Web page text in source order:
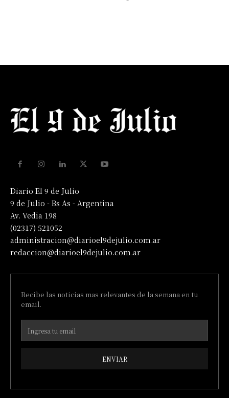
Diario El 9 de Julio
9 de Julio - Bs As - Argentina
Av. Vedia 198
(02317) 521052
administracion@diarioel9dejulio.com.ar
redaccion@diarioel9dejulio.com.ar
Recibe las noticias mas relevantes de la semana en tu
email.
ENVIAR